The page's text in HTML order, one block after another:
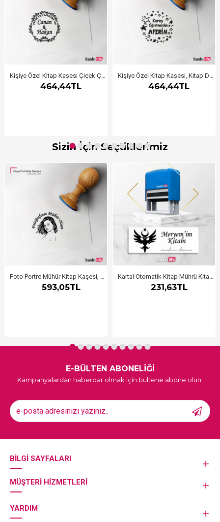
Kişiye Özel Kitap Kaşesi Çiçek Çerçeveli
464,44TL
Kişiye Özel Kitap Kaşesi, Kitap Damgası, Kitap Mührü Öğretmen Kaşesi Aferin
464,44TL
Sizin İçin Seçtiklerimiz
Foto Portre Mühür Kitap Kaşesi, Kitap Damgası, Kitap Mührü
593,05TL
Kartal Otomatik Kitap Mührü Kitap Damgası Kişiye Özel Kaşe
231,63TL
E-BÜLTEN ABONELİĞİ
Kampanyalardan haberdar olmak için bültene abone olun.
BILGI SAYFALARI
MÜŞTERI HIZMETLERI
YARDIM